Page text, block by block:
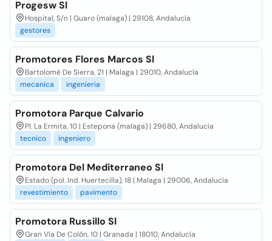
Progesw Sl
Hospital, S/n | Guaro (malaga) | 29108, Andalucía
gestores
Promotores Flores Marcos Sl
Bartolomé De Sierra, 21 | Malaga | 29010, Andalucía
mecanica
ingenieria
Promotora Parque Calvario
Pl. La Ermita, 10 | Estepona (malaga) | 29680, Andalucía
tecnico
ingeniero
Promotora Del Mediterraneo Sl
Estado (pol. Ind. Huertecilla), 18 | Malaga | 29006, Andalucía
revestimiento
pavimento
Promotora Russillo Sl
Gran Vía De Colón, 10 | Granada | 18010, Andalucía